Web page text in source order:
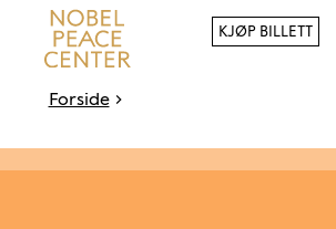
KJØP BILLETT
Forside